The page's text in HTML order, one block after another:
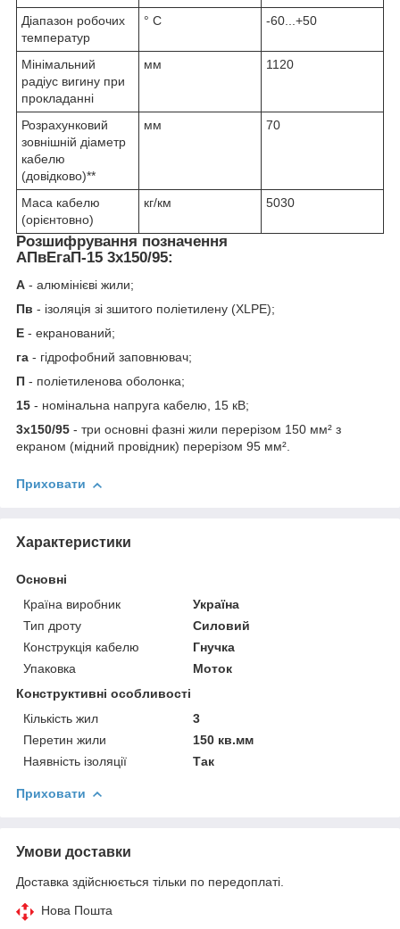
Діапазон робочих
температур
° С -60...+50
Мінімальний
радіус вигину при
прокладанні
мм 1120
Розрахунковий
зовнішній діаметр
кабелю
(довідково)**
мм 70
Маса кабелю
(орієнтовно)
кг/км 5030
Розшифрування позначення
АПвЕгаП‑15 3х150/95:
А - алюмінієві жили;
Пв - ізоляція зі зшитого поліетилену (XLPE);
Е - екранований;
га - гідрофобний заповнювач;
П - поліетиленова оболонка;
15 - номінальна напруга кабелю, 15 кВ;
3х150/95 - три основні фазні жили перерізом 150 мм² з
екраном (мідний провідник) перерізом 95 мм².
Приховати
Характеристики
Основні
Країна виробник
Україна
Тип дроту
Силовий
Конструкція кабелю
Гнучка
Упаковка
Моток
Конструктивні особливості
Кількість жил
3
Перетин жили
150 кв.мм
Наявність ізоляції
Так
Приховати
Умови доставки
Доставка здійснюється тільки по передоплаті.
Нова Пошта